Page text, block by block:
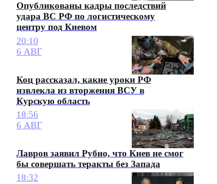
Опубликованы кадры последствий
удара ВС РФ по логистическому
центру под Киевом
20:10
6 АВГ
Коц рассказал, какие уроки РФ
извлекла из вторжения ВСУ в
Курскую область
18:56
6 АВГ
Лавров заявил Рубио, что Киев не смог
бы совершать теракты без Запада
18:32